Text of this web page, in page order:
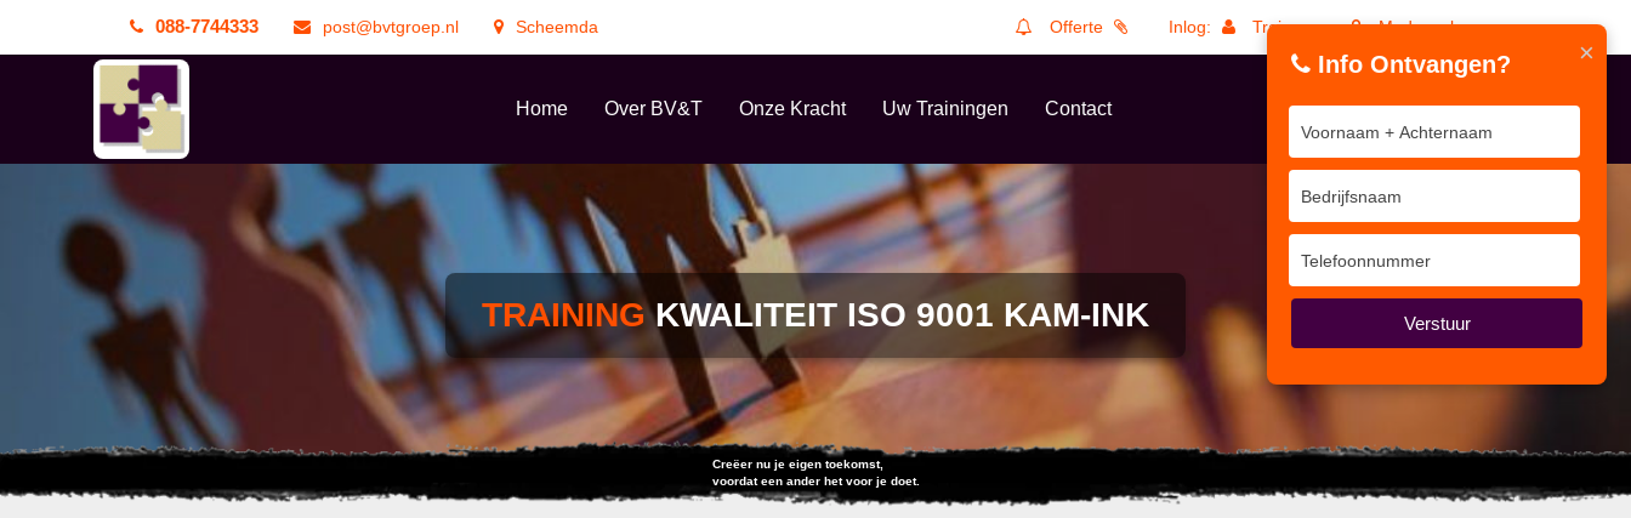
088-7744333 post@bvtgroep.nl Scheemda Offerte Inlog: Trainers Medewerkers
Home Over BV&T Onze Kracht Uw Trainingen Contact
TRAININGKWALITEIT ISO 9001 KAM-INK
Creëer nu je eigen toekomst,
voordat een ander het voor je doet.
×
Info Ontvangen?
Verstuur